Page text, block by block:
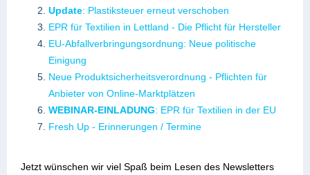
Update: Plastiksteuer erneut verschoben
EPR für Textilien in Lettland - Die Pflicht für Hersteller
EU-Abfallverbringungsordnung: Neue politische
Einigung
Neue Produktsicherheitsverordnung - Pflichten für
Anbieter von Online-Marktplätzen
WEBINAR-EINLADUNG: EPR für Textilien in der EU
Fresh Up - Erinnerungen / Termine
Jetzt wünschen wir viel Spaß beim Lesen des Newsletters